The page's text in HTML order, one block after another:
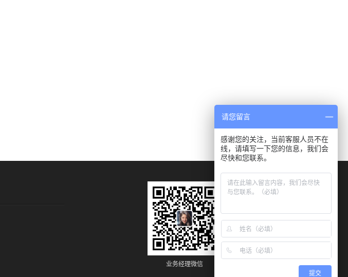
业务经理微信
请您留言
感谢您的关注，当前客服人员不在
线，请填写一下您的信息，我们会
尽快和您联系。
提交